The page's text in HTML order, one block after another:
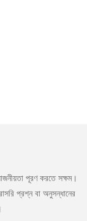
পূরণ করতে সক্ষম।
প্রশ্ন বা অনুসন্ধানের